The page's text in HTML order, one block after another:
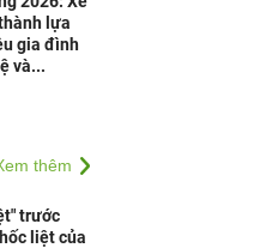
lựa
gia đình
và...
thêm
trước
liệt của